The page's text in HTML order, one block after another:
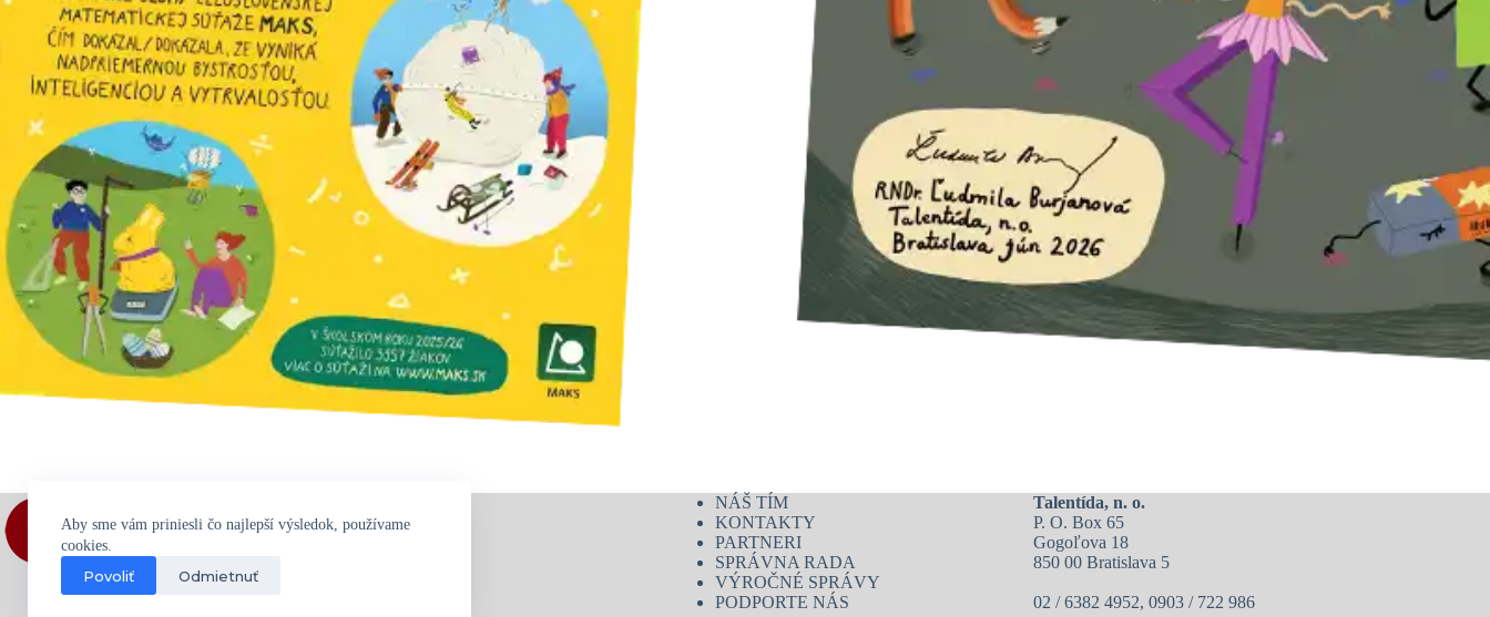
Aby sme vám priniesli čo najlepší výsledok, používame
cookies.
Povoliť Odmietnuť
NÁŠ TÍM
KONTAKTY
PARTNERI
SPRÁVNA RADA
VÝROČNÉ SPRÁVY
PODPORTE NÁS
Talentída, n. o.
P. O. Box 65
Gogoľova 18
850 00 Bratislava 5
02 / 6382 4952, 0903 / 722 986